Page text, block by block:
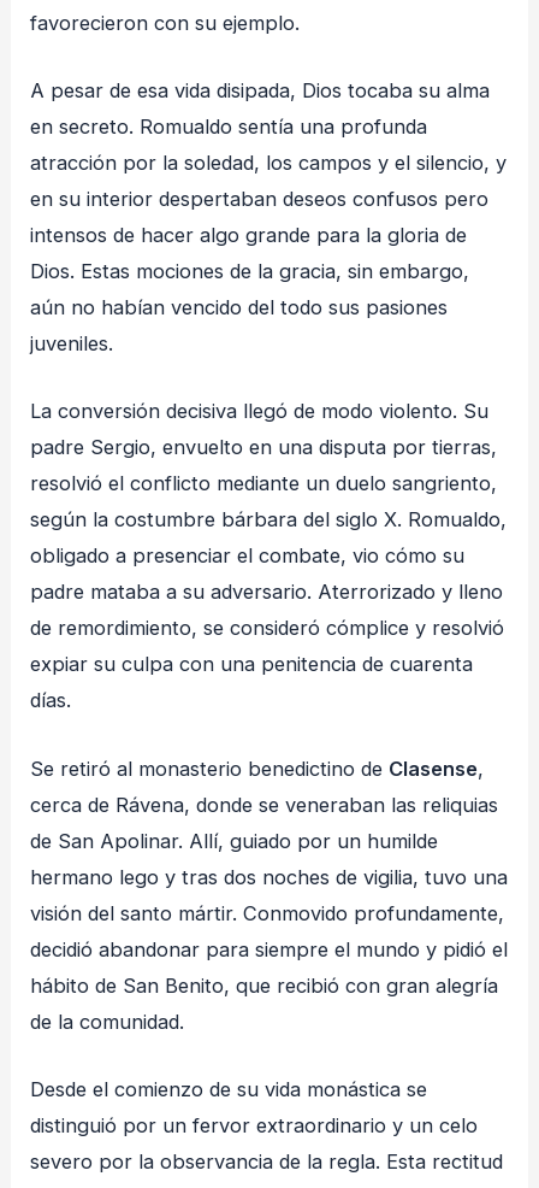
favorecieron con su ejemplo.
A pesar de esa vida disipada, Dios tocaba su alma
en secreto. Romualdo sentía una profunda
atracción por la soledad, los campos y el silencio, y
en su interior despertaban deseos confusos pero
intensos de hacer algo grande para la gloria de
Dios. Estas mociones de la gracia, sin embargo,
aún no habían vencido del todo sus pasiones
juveniles.
La conversión decisiva llegó de modo violento. Su
padre Sergio, envuelto en una disputa por tierras,
resolvió el conflicto mediante un duelo sangriento,
según la costumbre bárbara del siglo X. Romualdo,
obligado a presenciar el combate, vio cómo su
padre mataba a su adversario. Aterrorizado y lleno
de remordimiento, se consideró cómplice y resolvió
expiar su culpa con una penitencia de cuarenta
días.
Se retiró al monasterio benedictino de Clasense,
cerca de Rávena, donde se veneraban las reliquias
de San Apolinar. Allí, guiado por un humilde
hermano lego y tras dos noches de vigilia, tuvo una
visión del santo mártir. Conmovido profundamente,
decidió abandonar para siempre el mundo y pidió el
hábito de San Benito, que recibió con gran alegría
de la comunidad.
Desde el comienzo de su vida monástica se
distinguió por un fervor extraordinario y un celo
severo por la observancia de la regla. Esta rectitud